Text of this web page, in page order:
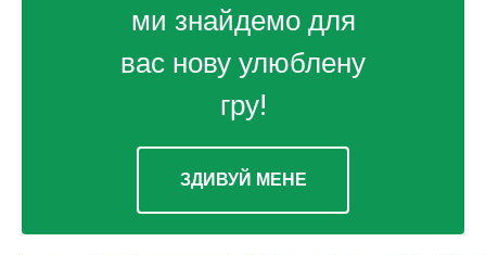
ми знайдемо для
вас нову улюблену
гру!
ЗДИВУЙ МЕНЕ